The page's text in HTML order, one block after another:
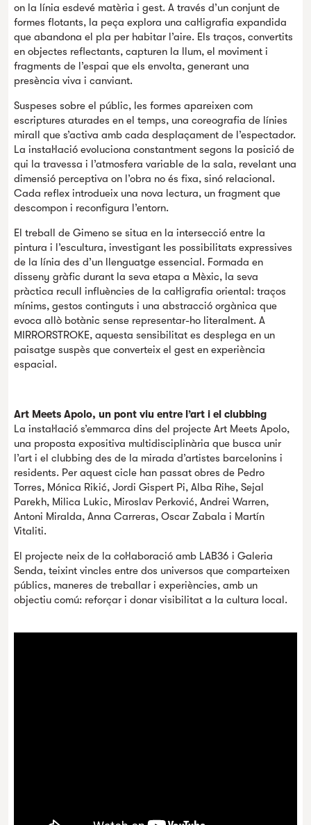
on la línia esdevé matèria i gest. A través d’un conjunt de
formes flotants, la peça explora una cal·ligrafia expandida
que abandona el pla per habitar l’aire. Els traços, convertits
en objectes reflectants, capturen la llum, el moviment i
fragments de l’espai que els envolta, generant una
presència viva i canviant.
Suspeses sobre el públic, les formes apareixen com
escriptures aturades en el temps, una coreografia de línies
mirall que s’activa amb cada desplaçament de l’espectador.
La instal·lació evoluciona constantment segons la posició de
qui la travessa i l’atmosfera variable de la sala, revelant una
dimensió perceptiva on l’obra no és fixa, sinó relacional.
Cada reflex introdueix una nova lectura, un fragment que
descompon i reconfigura l’entorn.
El treball de Gimeno se situa en la intersecció entre la
pintura i l’escultura, investigant les possibilitats expressives
de la línia des d’un llenguatge essencial. Formada en
disseny gràfic durant la seva etapa a Mèxic, la seva
pràctica recull influències de la cal·ligrafia oriental: traços
mínims, gestos continguts i una abstracció orgànica que
evoca allò botànic sense representar-ho literalment. A
MIRRORSTROKE, aquesta sensibilitat es desplega en un
paisatge suspès que converteix el gest en experiència
espacial.
Art Meets Apolo, un pont viu entre l’art i el clubbing
La instal·lació s’emmarca dins del projecte Art Meets Apolo,
una proposta expositiva multidisciplinària que busca unir
l’art i el clubbing des de la mirada d’artistes barcelonins i
residents. Per aquest cicle han passat obres de Pedro
Torres, Mónica Rikić, Jordi Gispert Pi, Alba Rihe, Sejal
Parekh, Milica Lukic, Miroslav Perković, Andrei Warren,
Antoni Miralda, Anna Carreras, Oscar Zabala i Martín
Vitaliti.
El projecte neix de la col·laboració amb LAB36 i Galeria
Senda, teixint vincles entre dos universos que comparteixen
públics, maneres de treballar i experiències, amb un
objectiu comú: reforçar i donar visibilitat a la cultura local.